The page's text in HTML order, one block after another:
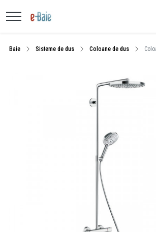
Baie Sisteme de dus Coloane de dus